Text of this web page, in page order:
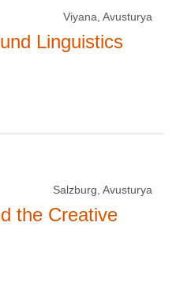
Viyana, Avusturya
Linguistics
Salzburg, Avusturya
the Creative